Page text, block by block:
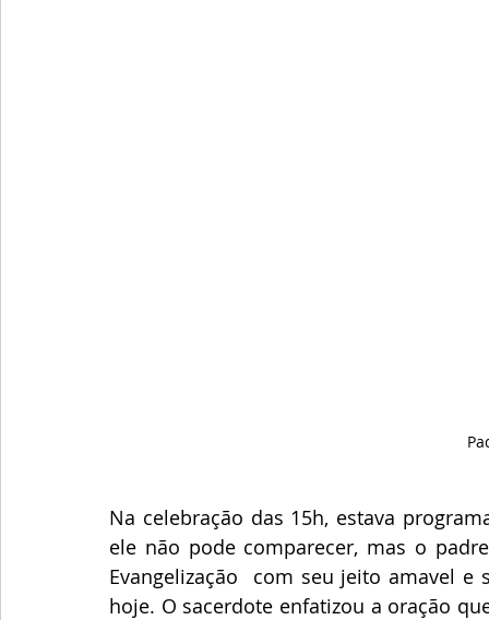
Na celebração das 15h, estava
ele não pode comparecer, mas o
Evangelização  com seu jeito amavel
hoje. O sacerdote enfatizou a oração